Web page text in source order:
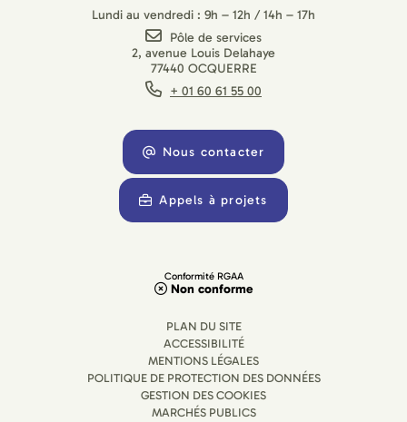
Lundi au vendredi : 9h – 12h / 14h – 17h
Pôle de services
2, avenue Louis Delahaye
77440 OCQUERRE
+ 01 60 61 55 00
Nous contacter
Appels à projets
Conformité RGAA
Non conforme
PLAN DU SITE
ACCESSIBILITÉ
MENTIONS LÉGALES
POLITIQUE DE PROTECTION DES DONNÉES
GESTION DES COOKIES
MARCHÉS PUBLICS